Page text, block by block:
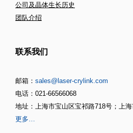
公司及晶体生长历史
团队介绍
联系我们
邮箱： sales@laser-crylink.com
电话：021-66566068
地址：上海市宝山区宝祁路718号；上
更多…